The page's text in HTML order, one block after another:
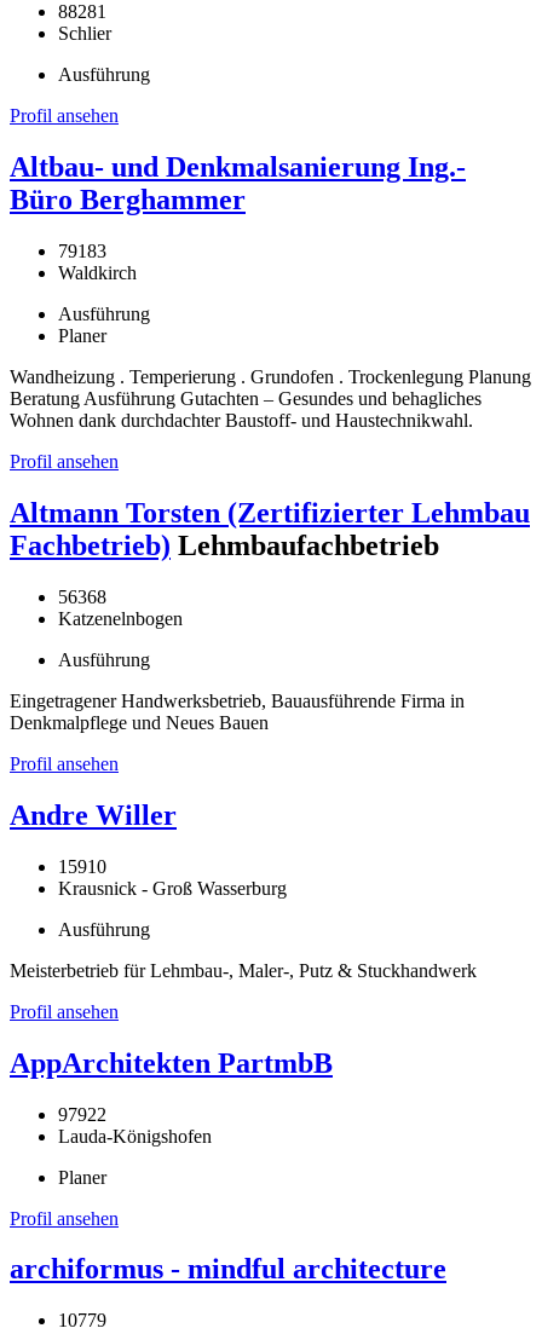
88281
Schlier
Ausführung
Profil ansehen
Altbau- und Denkmalsanierung Ing.-
Büro Berghammer
79183
Waldkirch
Ausführung
Planer
Wandheizung . Temperierung . Grundofen . Trockenlegung Planung
Beratung Ausführung Gutachten – Gesundes und behagliches
Wohnen dank durchdachter Baustoff- und Haustechnikwahl.
Profil ansehen
Altmann Torsten (Zertifizierter Lehmbau
Fachbetrieb) Lehmbaufachbetrieb
56368
Katzenelnbogen
Ausführung
Eingetragener Handwerksbetrieb, Bauausführende Firma in
Denkmalpflege und Neues Bauen
Profil ansehen
Andre Willer
15910
Krausnick - Groß Wasserburg
Ausführung
Meisterbetrieb für Lehmbau-, Maler-, Putz & Stuckhandwerk
Profil ansehen
AppArchitekten PartmbB
97922
Lauda-Königshofen
Planer
Profil ansehen
archiformus - mindful architecture
10779